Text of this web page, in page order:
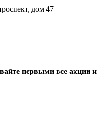
дом 47
первыми все акции и